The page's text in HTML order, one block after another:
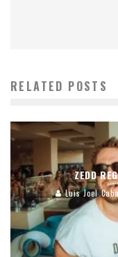
RELATED POSTS
ZEDD
Luis Joel